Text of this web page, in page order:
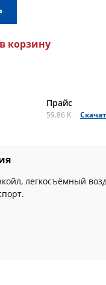
корзину
Прайс
59.86 K
легкосъёмный